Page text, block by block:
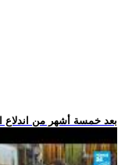
.. بعد خمسة أشهر من اندلاع